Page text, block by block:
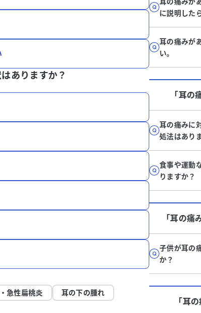
ありますか？
急性扁桃炎
耳の下の腫れ
に説明した
耳の痛みが
い。
「耳の
耳の痛みに
処法はあり
食事や運動
りますか？
「耳の痛
子供が耳の
か？
「耳